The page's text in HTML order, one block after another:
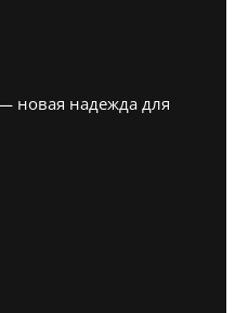
новая надежда для